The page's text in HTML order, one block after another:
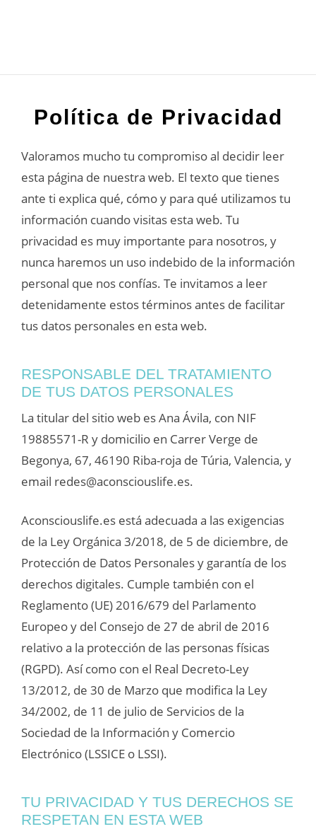
Política de Privacidad
Valoramos mucho tu compromiso al decidir leer
esta página de nuestra web. El texto que tienes
ante ti explica qué, cómo y para qué utilizamos tu
información cuando visitas esta web. Tu
privacidad es muy importante para nosotros, y
nunca haremos un uso indebido de la información
personal que nos confías. Te invitamos a leer
detenidamente estos términos antes de facilitar
tus datos personales en esta web.
RESPONSABLE DEL TRATAMIENTO
DE TUS DATOS PERSONALES
La titular del sitio web es Ana Ávila, con NIF
19885571-R y domicilio en Carrer Verge de
Begonya, 67, 46190 Riba-roja de Túria, Valencia, y
email redes@aconsciouslife.es.
Aconsciouslife.es está adecuada a las exigencias
de la Ley Orgánica 3/2018, de 5 de diciembre, de
Protección de Datos Personales y garantía de los
derechos digitales. Cumple también con el
Reglamento (UE) 2016/679 del Parlamento
Europeo y del Consejo de 27 de abril de 2016
relativo a la protección de las personas físicas
(RGPD). Así como con el Real Decreto-Ley
13/2012, de 30 de Marzo que modifica la Ley
34/2002, de 11 de julio de Servicios de la
Sociedad de la Información y Comercio
Electrónico (LSSICE o LSSI).
TU PRIVACIDAD Y TUS DERECHOS SE
RESPETAN EN ESTA WEB